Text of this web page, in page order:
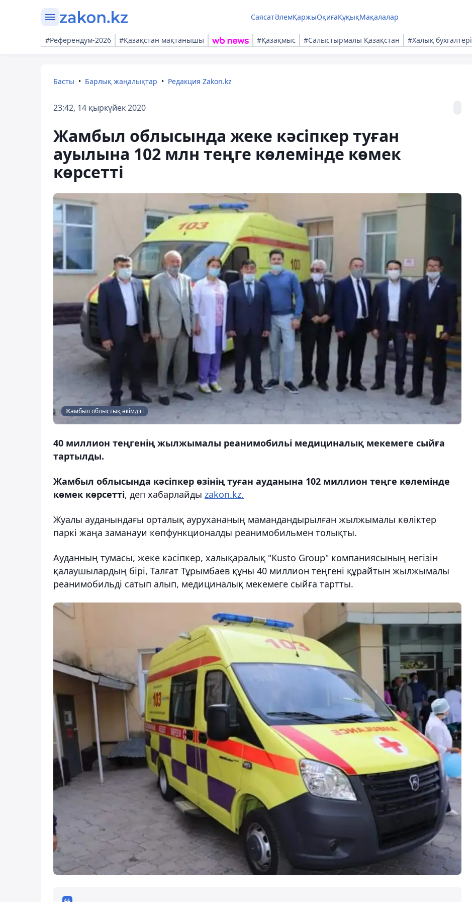
СаясатӘлемҚаржыОқиғаҚұқықМақалалар
#Референдум-2026 #Қазақстан мақтанышы #Қазақмыс #Салыстырмалы Қазақстан #Халық бухгалтері
Басты Барлық жаңалықтар Редакция Zakon.kz
23:42, 14 қыркүйек 2020
Жамбыл облысында жеке кәсіпкер туған
ауылына 102 млн теңге көлемінде көмек
көрсетті
Жамбыл облыстық әкімдігі
40 миллион теңгенің жылжымалы реанимобильі медициналық мекемеге сыйға
тартылды.
Жамбыл облысында кәсіпкер өзінің туған ауданына 102 миллион теңге көлемінде
көмек көрсетті, деп хабарлайды zakon.kz.
Жуалы ауданындағы орталық аурухананың мамандандырылған жылжымалы көліктер
паркі жаңа заманауи көпфункционалды реанимобильмен толықты.
Ауданның тумасы, жеке кәсіпкер, халықаралық "Kusto Group" компаниясының негізін
қалаушылардың бірі, Талғат Тұрымбаев құны 40 миллион теңгені құрайтын жылжымалы
реанимобильді сатып алып, медициналық мекемеге сыйға тартты.